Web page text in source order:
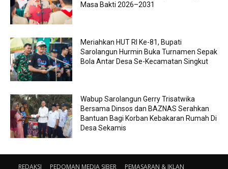
Masa Bakti 2026–2031
Meriahkan HUT RI Ke-81, Bupati
Sarolangun Hurmin Buka Turnamen Sepak
Bola Antar Desa Se-Kecamatan Singkut
Wabup Sarolangun Gerry Trisatwika
Bersama Dinsos dan BAZNAS Serahkan
Bantuan Bagi Korban Kebakaran Rumah Di
Desa Sekamis
REDAKSI PEDOMAN MEDIA SIBER PEMASARAN & IKLAN